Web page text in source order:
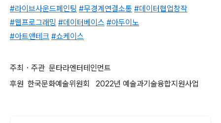
#라이브사운드페인팅 #무경계연결소통 #데이터협업창작
#웹프로그래밍 #데이터베이스 #아두이노
#아트앤테크 #쇼케이스
주최・주관 문타라엔터테인먼트
후원 한국문화예술위원회 2022년 예술과기술융합지원사업